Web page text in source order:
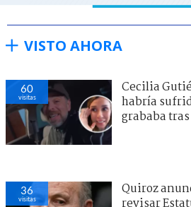
VISTO AHORA
60
visitas
Cecilia
habría
grababa
36
visitas
Quiroz